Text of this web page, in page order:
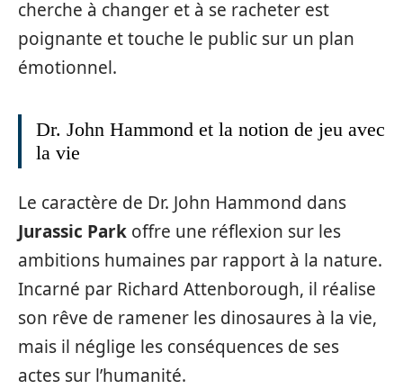
cherche à changer et à se racheter est
poignante et touche le public sur un plan
émotionnel.
Dr. John Hammond et la notion de jeu avec
la vie
Le caractère de Dr. John Hammond dans
Jurassic Park offre une réflexion sur les
ambitions humaines par rapport à la nature.
Incarné par Richard Attenborough, il réalise
son rêve de ramener les dinosaures à la vie,
mais il néglige les conséquences de ses
actes sur l’humanité.